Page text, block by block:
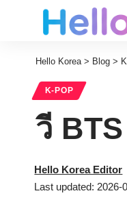
Hello Korea> Blog >
K-POP
วี
Last updated: 2026-
Hello Korea Editor